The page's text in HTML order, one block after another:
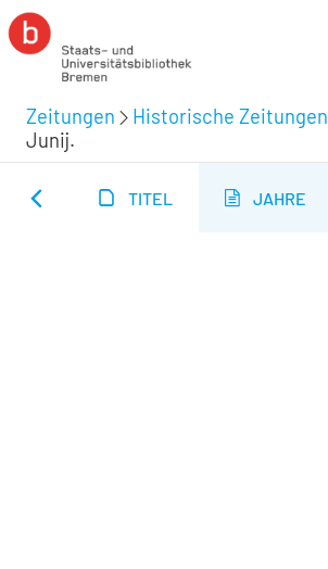
Zeitungen Historische Zeitungen
Junij.
TITEL JAHRE